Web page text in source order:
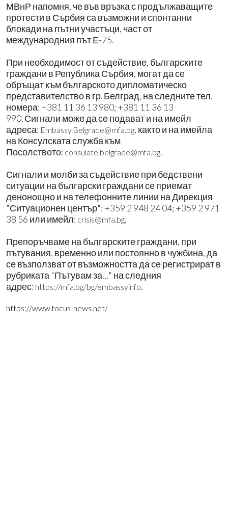
МВнР напомня, че във връзка с продължаващите
протести в Сърбия са възможни и спонтанни
блокади на пътни участъци, част от
международния път Е-75.
При необходимост от съдействие, българските
граждани в Република Сърбия, могат да се
обръщат към българското дипломатическо
представителство в гр. Белград, на следните тел.
номера: +381 11 36 13 980; +381 11 36 13
990. Сигнали може да се подават и на имейл
адреса: Embassy.Belgrade@mfa.bg, както и на имейла
на Консулската служба към
Посолството: consulate.belgrade@mfa.bg.
Сигнали и молби за съдействие при бедствени
ситуации на български граждани се приемат
денонощно и на телефонните линии на Дирекция
"Ситуационен център": +359 2 948 24 04; +359 2 971
38 56 или имейл: crisis@mfa.bg.
Препоръчваме на българските граждани, при
пътувания, временно или постоянно в чужбина, да
се възползват от възможността да се регистрират в
рубриката "Пътувам за…" на следния
адрес: https://mfa.bg/bg/embassyinfo.
https://www.focus-news.net/